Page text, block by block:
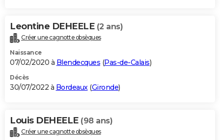
Carte de Noël
Carte Bonne année
Carte Saint-Valentin
Carte Pâques
Carte d'anniversaire
DICTIONNAIRE
Dictionnaire
Biographies
Citations
Expressions
Proverbes
PROGRAMME TV
S'inscrire
Se connecter
Lycées
Collèges
Primaires
Universités
Entreprises
Service militaire
Avis de recherche
AVIS DE DÉCÈS
Bricolage
Lifestyle
Culture
Sport
Auto
Television
Voyage
Cinema
Leontine DEHEELE (2 ans)
Créer une cagnotte obsèques
Naissance
07/02/2020 à Blendecques (Pas-de-Calais)
Décès
30/07/2022 à Bordeaux(Gironde)
Louis DEHEELE (98 ans)
Créer une cagnotte obsèques